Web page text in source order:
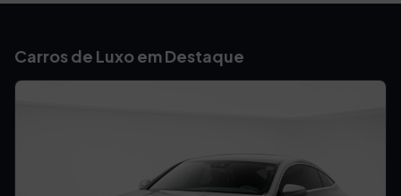
Carros de Luxo em Destaque